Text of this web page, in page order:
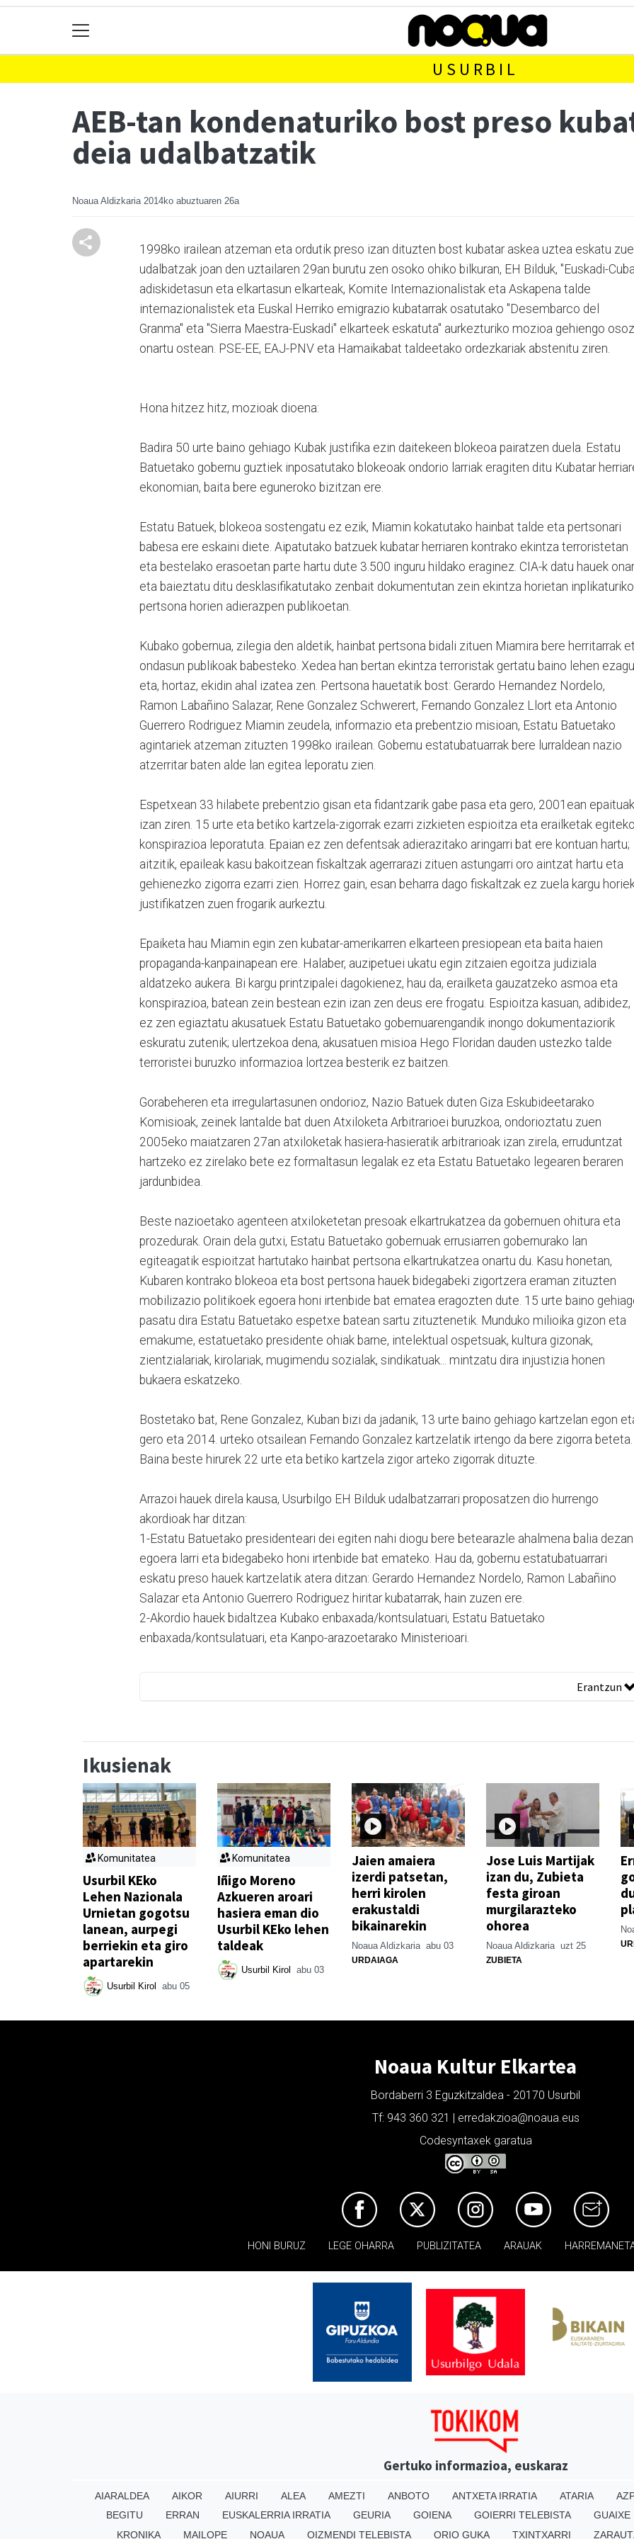
USURBIL
AEB-tan kondenaturiko bost preso
deia udalbatzatik
Noaua Aldizkaria 2014ko abuztuaren 26a
1998ko irailean atzeman eta ordutik preso izan dituzten bost kubatar askea uztea eskatu
udalbatzak joan den uztailaren 29an burutu zen osoko ohiko bilkuran, EH Bilduk, "Euskadi-
adiskidetasun eta elkartasun elkarteak, Komite Internazionalistak eta Askapena talde
internazionalistek eta Euskal Herriko emigrazio kubatarrak osatutako "Desembarco del
Granma" eta "Sierra Maestra-Euskadi" elkarteek eskatuta" aurkezturiko mozioa gehiengo osoz
onartu ostean. PSE-EE, EAJ-PNV eta Hamaikabat taldeetako ordezkariak abstenitu ziren.
Hona hitzez hitz, mozioak dioena:
Badira 50 urte baino gehiago Kubak justifika ezin daitekeen blokeoa pairatzen duela. Estatu
Batuetako gobernu guztiek inposatutako blokeoak ondorio larriak eragiten ditu Kubatar
ekonomian, baita bere eguneroko bizitzan ere.
Estatu Batuek, blokeoa sostengatu ez ezik, Miamin kokatutako hainbat talde eta pertsonari
babesa ere eskaini diete. Aipatutako batzuek kubatar herriaren kontrako ekintza terroristetan
eta bestelako erasoetan parte hartu dute 3.500 inguru hildako eraginez. CIA-k datu hauek
eta baieztatu ditu desklasifikatutako zenbait dokumentutan zein ekintza horietan inplikaturiko
pertsona horien adierazpen publikoetan.
Kubako gobernua, zilegia den aldetik, hainbat pertsona bidali zituen Miamira bere herritarrak
ondasun publikoak babesteko. Xedea han bertan ekintza terroristak gertatu baino lehen
eta, hortaz, ekidin ahal izatea zen. Pertsona hauetatik bost: Gerardo Hernandez Nordelo,
Ramon Labañino Salazar, Rene Gonzalez Schwerert, Fernando Gonzalez Llort eta Antonio
Guerrero Rodriguez Miamin zeudela, informazio eta prebentzio misioan, Estatu Batuetako
agintariek atzeman zituzten 1998ko irailean. Gobernu estatubatuarrak bere lurraldean nazio
atzerritar baten alde lan egitea leporatu zien.
Espetxean 33 hilabete prebentzio gisan eta fidantzarik gabe pasa eta gero, 2001ean epaituak
izan ziren. 15 urte eta betiko kartzela-zigorrak ezarri zizkieten espioitza eta erailketak
konspirazioa leporatuta. Epaian ez zen defentsak adierazitako aringarri bat ere kontuan hartu;
aitzitik, epaileak kasu bakoitzean fiskaltzak agerrarazi zituen astungarri oro aintzat hartu eta
gehienezko zigorra ezarri zien. Horrez gain, esan beharra dago fiskaltzak ez zuela kargu
justifikatzen zuen frogarik aurkeztu.
Epaiketa hau Miamin egin zen kubatar-amerikarren elkarteen presiopean eta baita haien
propaganda-kanpainapean ere. Halaber, auzipetuei ukatu egin zitzaien egoitza judiziala
aldatzeko aukera. Bi kargu printzipalei dagokienez, hau da, erailketa gauzatzeko asmoa eta
konspirazioa, batean zein bestean ezin izan zen deus ere frogatu. Espioitza kasuan, adibidez,
ez zen egiaztatu akusatuek Estatu Batuetako gobernuarengandik inongo dokumentaziorik
eskuratu zutenik; ulertzekoa dena, akusatuen misioa Hego Floridan dauden ustezko talde
terroristei buruzko informazioa lortzea besterik ez baitzen.
Gorabeheren eta irregulartasunen ondorioz, Nazio Batuek duten Giza Eskubideetarako
Komisioak, zeinek lantalde bat duen Atxiloketa Arbitrarioei buruzkoa, ondorioztatu zuen
2005eko maiatzaren 27an atxiloketak hasiera-hasieratik arbitrarioak izan zirela, erruduntzat
hartzeko ez zirelako bete ez formaltasun legalak ez eta Estatu Batuetako legearen beraren
jardunbidea.
Beste nazioetako agenteen atxiloketetan presoak elkartrukatzea da gobernuen ohitura eta
prozedurak. Orain dela gutxi, Estatu Batuetako gobernuak errusiarren gobernurako lan
egiteagatik espioitzat hartutako hainbat pertsona elkartrukatzea onartu du. Kasu honetan,
Kubaren kontrako blokeoa eta bost pertsona hauek bidegabeki zigortzera eraman zituzten
mobilizazio politikoek egoera honi irtenbide bat ematea eragozten dute. 15 urte baino
pasatu dira Estatu Batuetako espetxe batean sartu zituztenetik. Munduko milioika gizon eta
emakume, estatuetako presidente ohiak barne, intelektual ospetsuak, kultura gizonak,
zientzialariak, kirolariak, mugimendu sozialak, sindikatuak... mintzatu dira injustizia honen
bukaera eskatzeko.
Bostetako bat, Rene Gonzalez, Kuban bizi da jadanik, 13 urte baino gehiago kartzelan egon
gero eta 2014. urteko otsailean Fernando Gonzalez kartzelatik irtengo da bere zigorra beteta.
Baina beste hirurek 22 urte eta betiko kartzela zigor arteko zigorrak dituzte.
Arrazoi hauek direla kausa, Usurbilgo EH Bilduk udalbatzarrari proposatzen dio hurrengo
akordioak har ditzan:
1-Estatu Batuetako presidenteari dei egiten nahi diogu bere betearazle ahalmena balia dezan
egoera larri eta bidegabeko honi irtenbide bat emateko. Hau da, gobernu estatubatuarrari
eskatu preso hauek kartzelatik atera ditzan: Gerardo Hernandez Nordelo, Ramon Labañino
Salazar eta Antonio Guerrero Rodriguez hiritar kubatarrak, hain zuzen ere.
2-Akordio hauek bidaltzea Kubako enbaxada/kontsulatuari, Estatu Batuetako
enbaxada/kontsulatuari, eta Kanpo-arazoetarako Ministerioari.
Erantzun
Ikusienak
Komunitatea
Usurbil KEko
Lehen Nazionala
Urnietan gogotsu
lanean, aurpegi
berriekin eta giro
apartarekin
Usurbil Kirol abu 05
Komunitatea
Iñigo Moreno
Azkueren aroari
hasiera eman dio
Usurbil KEko lehen
taldeak
Usurbil Kirol abu 03
Jaien amaiera
izerdi patsetan,
herri kirolen
erakustaldi
bikainarekin
Noaua Aldizkaria abu 03
URDAIAGA
Jose Luis Martijak
izan du, Zubieta
festa giroan
murgilarazteko
ohorea
Noaua Aldizkaria uzt 25
ZUBIETA
Noaua Kultur Elkartea
Bordaberri 3 Eguzkitzaldea - 20170 Usurbil
Tf: 943 360 321 | erredakzioa@noaua.eus
Codesyntaxek garatua
HONI BURUZ LEGE OHARRA PUBLIZITATEA ARAUAK
Gertuko informazioa, euskaraz
AIARALDEA AIKOR AIURRI ALEA AMEZTI ANBOTO ANTXETA IRRATIA ATARIA
BEGITU
ERRAN EUSKALERRIA IRRATIA GEURIA GOIENA GOIERRI TELEBISTA
GUAIXE
KRONIKA
MAILOPE NOAUA OIZMENDI TELEBISTA ORIO GUKA TXINTXARRI